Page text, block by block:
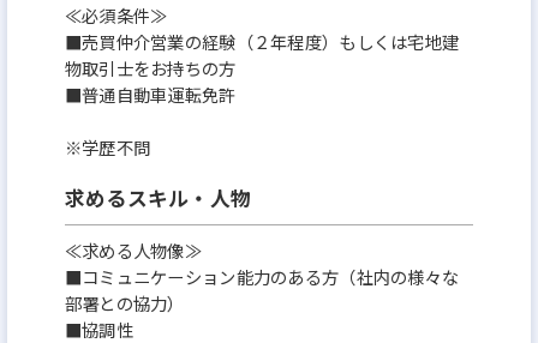
≪必須条件≫
■売買仲介営業の経験（２年程度）もしくは宅地建
物取引士をお持ちの方
■普通自動車運転免許
※学歴不問
求めるスキル・人物
≪求める人物像≫
■コミュニケーション能力のある方（社内の様々な
部署との協力）
■協調性